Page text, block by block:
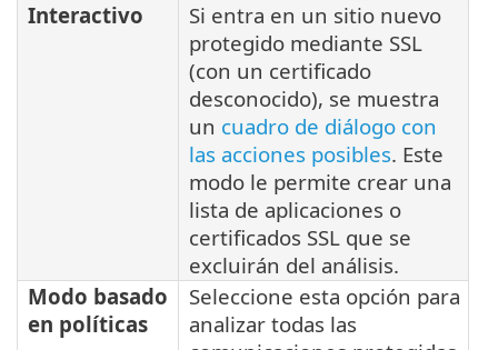
Interactivo
Si entra en un sitio nuevo
protegido mediante SSL
(con un certificado
desconocido), se muestra
un cuadro de diálogo con
las acciones posibles. Este
modo le permite crear una
lista de aplicaciones o
certificados SSL que se
excluirán del análisis.
Modo basado
en políticas
Seleccione esta opción para
analizar todas las